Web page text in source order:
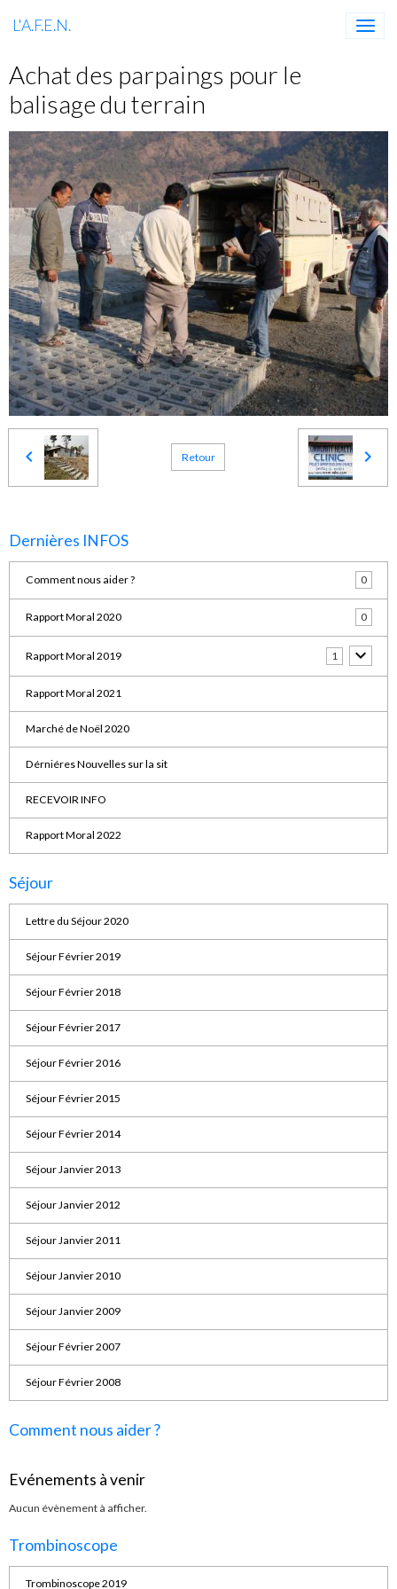
L'A.F.E.N.
Achat des parpaings pour le
balisage du terrain
Retour
Dernières INFOS
Comment nous aider ? 0
Rapport Moral 2020 0
Rapport Moral 2019 1
Rapport Moral 2021
Marché de Noël 2020
Dérniéres Nouvelles sur la sit
RECEVOIR INFO
Rapport Moral 2022
Séjour
Lettre du Séjour 2020
Séjour Février 2019
Séjour Février 2018
Séjour Février 2017
Séjour Février 2016
Séjour Février 2015
Séjour Février 2014
Séjour Janvier 2013
Séjour Janvier 2012
Séjour Janvier 2011
Séjour Janvier 2010
Séjour Janvier 2009
Séjour Février 2007
Séjour Février 2008
Comment nous aider ?
Evénements à venir
Aucun évènement à afficher.
Trombinoscope
Trombinoscope 2019